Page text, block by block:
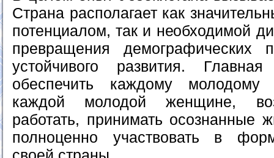
Страна располагает как
потенциалом, так и необходимой
превращения демографических
устойчивого развития.
обеспечить каждому молодому
каждой молодой женщине,
работать, принимать осознанные
полноценно участвовать в